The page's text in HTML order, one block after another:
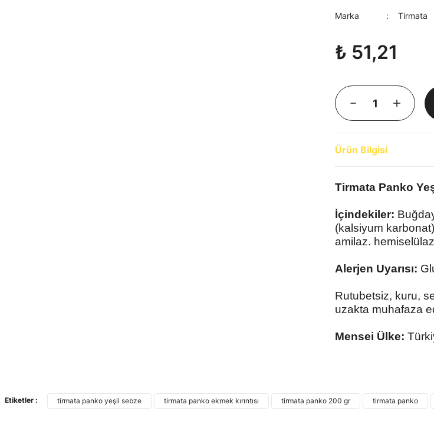
Marka Tirmata
₺ 51,21
Ürün Bilgisi
Tirmata Panko
İçindekiler:
(kalsiyum
amilaz.
Alerjen Uyarısı:
Rutubetsiz, kuru,
uzakta muhafaza
Mensei Ülke:
Etiketler : tirmata panko yeşil sebze tirmata panko ekmek kırıntısı tirmata panko 200 gr tirmata panko